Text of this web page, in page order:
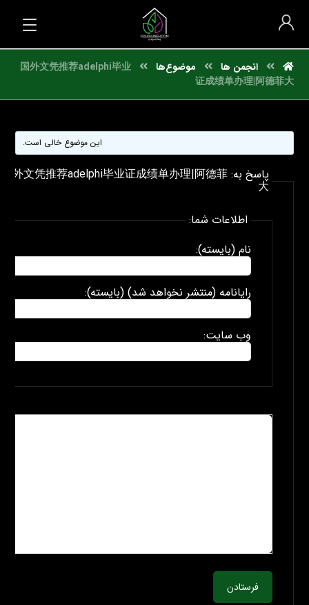
انجمن ها موضوع‌ها
国外文凭推荐adelphi毕业
证成绩单办理|阿德菲大
این موضوع خالی است.
پاسخ به: 国外文凭推荐adelphi毕业证成绩单办理|阿德菲
大
اطلاعات شما:
نام (بایسته):
رایانامه (منتشر نخواهد شد) (بایسته):
وب سایت:
فرستادن